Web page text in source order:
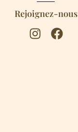
Rejoignez-nous